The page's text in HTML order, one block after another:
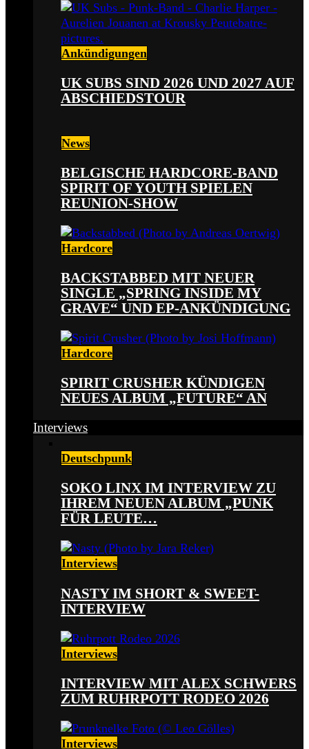
Ankündigungen
UK SUBS SIND 2026 UND 2027 AUF
ABSCHIEDSTOUR
News
BELGISCHE HARDCORE-BAND
SPIRIT OF YOUTH SPIELEN
REUNION-SHOW
Hardcore
BACKSTABBED MIT NEUER
SINGLE „SPRING INSIDE MY
GRAVE“ UND EP-ANKÜNDIGUNG
Hardcore
SPIRIT CRUSHER KÜNDIGEN
NEUES ALBUM „FUTURE“ AN
Interviews
Deutschpunk
SOKO LINX IM INTERVIEW ZU
IHREM NEUEN ALBUM „PUNK
FÜR LEUTE…
Interviews
NASTY IM SHORT & SWEET-
INTERVIEW
Interviews
INTERVIEW MIT ALEX SCHWERS
ZUM RUHRPOTT RODEO 2026
Interviews